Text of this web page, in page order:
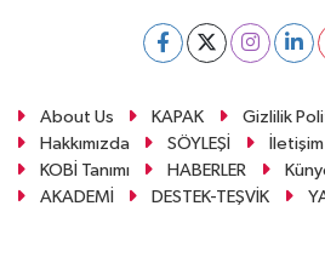
About Us KAPAK Gizlilik
Hakkımızda
SÖYLEŞİ İletişim
KOBİ Tanımı
HABERLER
AKADEMİ
DESTEK-TEŞVİK